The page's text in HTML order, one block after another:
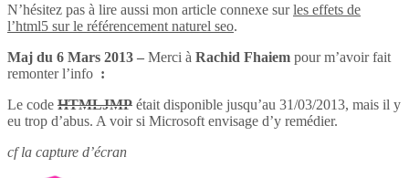
N’hésitez pas à lire aussi mon article connexe surles effets de
l’html5 sur le référencement naturel seo.
Maj du 6 Mars 2013 – Merci à Rachid Fhaiem pour m’avoir fait
remonter l’info :
Le code HTMLJMP était disponible jusqu’au 31/03/2013, mais il y
eu trop d’abus. A voir si Microsoft envisage d’y remédier.
cf la capture d’écran